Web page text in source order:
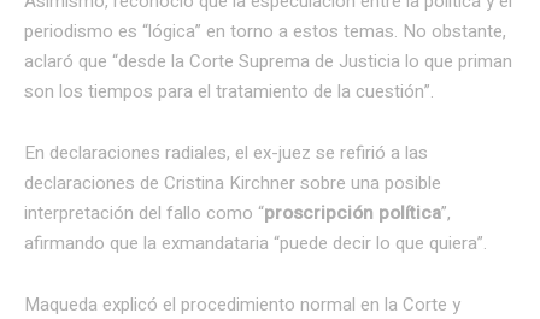
periodismo es “lógica” en torno a estos temas. No obstante,
aclaró que “desde la Corte Suprema de Justicia lo que priman
son los tiempos para el tratamiento de la cuestión”.
En declaraciones radiales, el ex-juez se refirió a las
declaraciones de Cristina Kirchner sobre una posible
interpretación del fallo como “proscripción política”,
afirmando que la exmandataria “puede decir lo que quiera”.
Maqueda explicó el procedimiento normal en la Corte y